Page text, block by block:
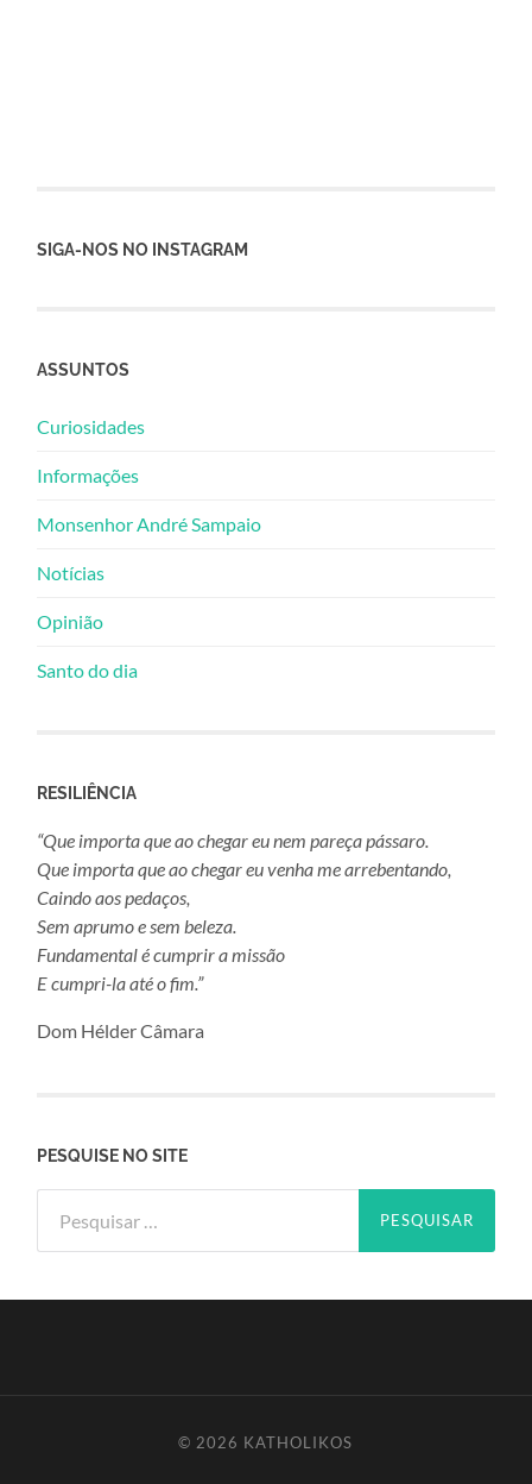
SIGA-NOS NO INSTAGRAM
ASSUNTOS
Curiosidades
Informações
Monsenhor André Sampaio
Notícias
Opinião
Santo do dia
RESILIÊNCIA
“Que importa que ao chegar eu nem pareça pássaro.
Que importa que ao chegar eu venha me arrebentando,
Caindo aos pedaços,
Sem aprumo e sem beleza.
Fundamental é cumprir a missão
E cumpri-la até o fim.”
Dom Hélder Câmara
PESQUISE NO SITE
por:
© 2026 KATHOLIKOS